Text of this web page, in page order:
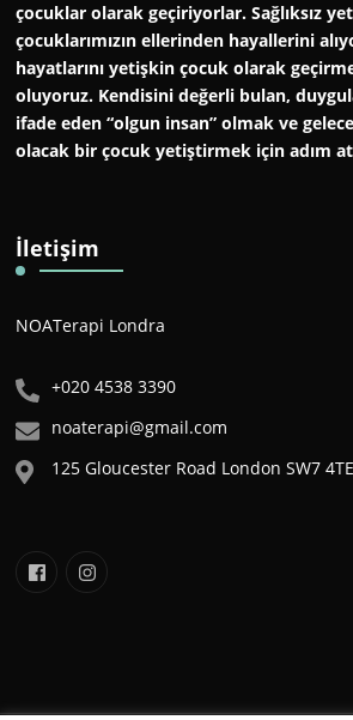
çocuklar olarak geçiriyorlar. Sağlıksız
çocuklarımızın ellerinden hayallerini
hayatlarını yetişkin çocuk olarak
oluyoruz. Kendisini değerli bulan,
ifade eden “olgun insan” olmak ve
olacak bir çocuk yetiştirmek için adım
İletişim
NOATerapi Londra
+020 4538 3390
noaterapi@gmail.com
125 Gloucester Road London SW7 4TE